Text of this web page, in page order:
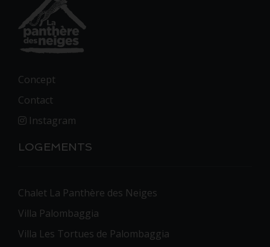
Concept
Contact
Instagram
LOGEMENTS
Chalet La Panthère des Neiges
Villa Palombaggia
Villa Les Tortues de Palombaggia